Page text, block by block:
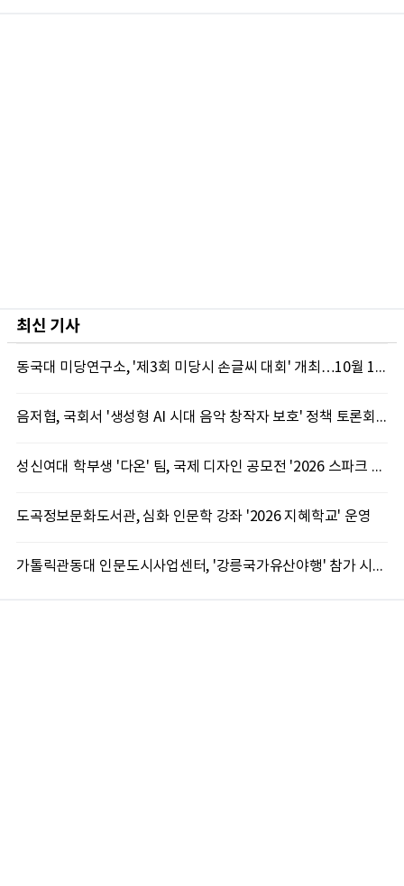
최신 기사
동국대 미당연구소, '제3회 미당시 손글씨 대회' 개최…10월 12일까지 접수
음저협, 국회서 '생성형 AI 시대 음악 창작자 보호' 정책 토론회 10일 개최
성신여대 학부생 '다온' 팀, 국제 디자인 공모전 '2026 스파크 어워드' 동상 수상
도곡정보문화도서관, 심화 인문학 강좌 '2026 지혜학교' 운영
가톨릭관동대 인문도시사업센터, '강릉국가유산야행' 참가 시민 15명 모집